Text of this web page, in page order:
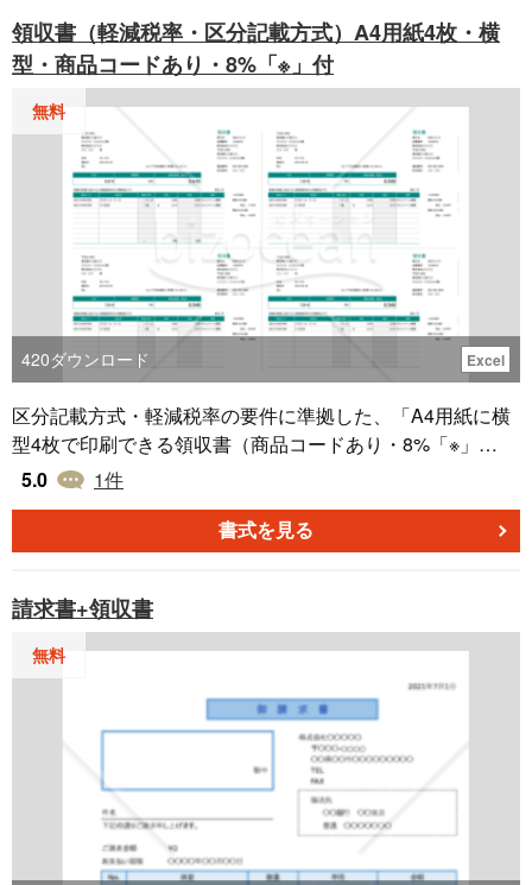
個々のビジネスニーズに合わせて宛名や内容など簡単に編
集ができます。
領収書（軽減税率・区分記載方式）A4用紙4枚・横
型・商品コードあり・8%「※」付
無料
420ダウンロード Excel
区分記載方式・軽減税率の要件に準拠した、「A4用紙に横
型4枚で印刷できる領収書（商品コードあり・8%「※」
付）」のフォーマットです。軽減税率8%と新税率10％それ
左端で「※」を選択すると軽減税率8%として消費税額の計
算を行います。宛先・数量/金額以外が、2枚目以降に複写
5.0 1件
書式を見る
請求書+領収書
無料